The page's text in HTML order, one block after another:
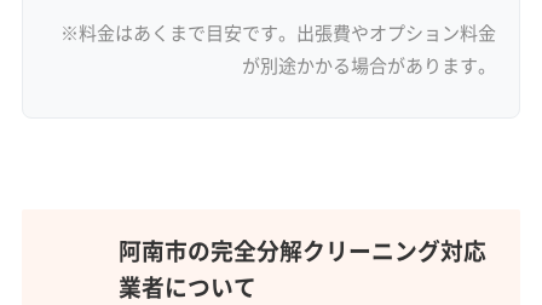
※料金はあくまで目安です。出張費やオプション料金
が別途かかる場合があります。
阿南市の完全分解クリーニング対応
業者について